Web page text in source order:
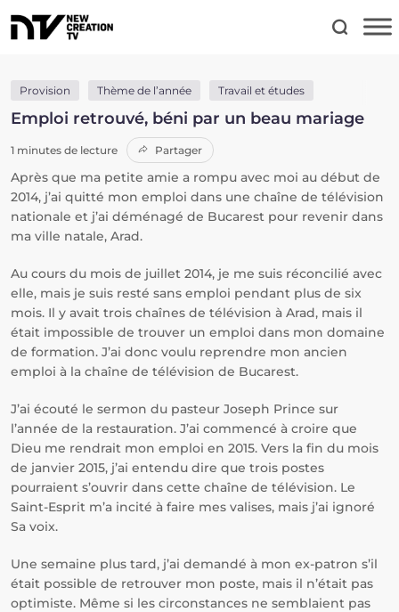
Provision Thème de l’année Travail et études
Emploi retrouvé, béni par un beau mariage
1 minutes de lecture Partager
Après que ma petite amie a rompu avec moi au début de
2014, j’ai quitté mon emploi dans une chaîne de télévision
nationale et j’ai déménagé de Bucarest pour revenir dans
ma ville natale, Arad.
Au cours du mois de juillet 2014, je me suis réconcilié avec
elle, mais je suis resté sans emploi pendant plus de six
mois. Il y avait trois chaînes de télévision à Arad, mais il
était impossible de trouver un emploi dans mon domaine
de formation. J’ai donc voulu reprendre mon ancien
emploi à la chaîne de télévision de Bucarest.
J’ai écouté le sermon du pasteur Joseph Prince sur
l’année de la restauration. J’ai commencé à croire que
Dieu me rendrait mon emploi en 2015. Vers la fin du mois
de janvier 2015, j’ai entendu dire que trois postes
pourraient s’ouvrir dans cette chaîne de télévision. Le
Saint-Esprit m’a incité à faire mes valises, mais j’ai ignoré
Sa voix.
Une semaine plus tard, j’ai demandé à mon ex-patron s’il
était possible de retrouver mon poste, mais il n’était pas
optimiste. Même si les circonstances ne semblaient pas